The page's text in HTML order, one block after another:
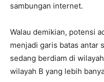
sambungan internet.
Walau demikian, potensi
menjadi garis batas antar
sedang berdiam di
wilayah B yang lebih